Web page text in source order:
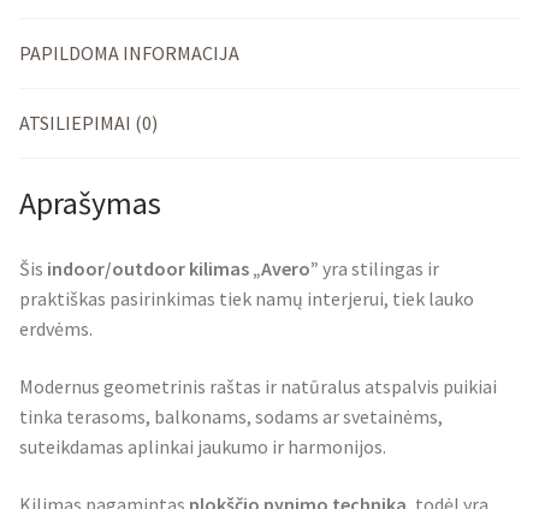
PAPILDOMA INFORMACIJA
ATSILIEPIMAI (0)
Aprašymas
Šis indoor/outdoor kilimas „Avero” yra stilingas ir
praktiškas pasirinkimas tiek namų interjerui, tiek lauko
erdvėms.
Modernus geometrinis raštas ir natūralus atspalvis puikiai
tinka terasoms, balkonams, sodams ar svetainėms,
suteikdamas aplinkai jaukumo ir harmonijos.
Kilimas pagamintas plokščio pynimo technika , todėl yra